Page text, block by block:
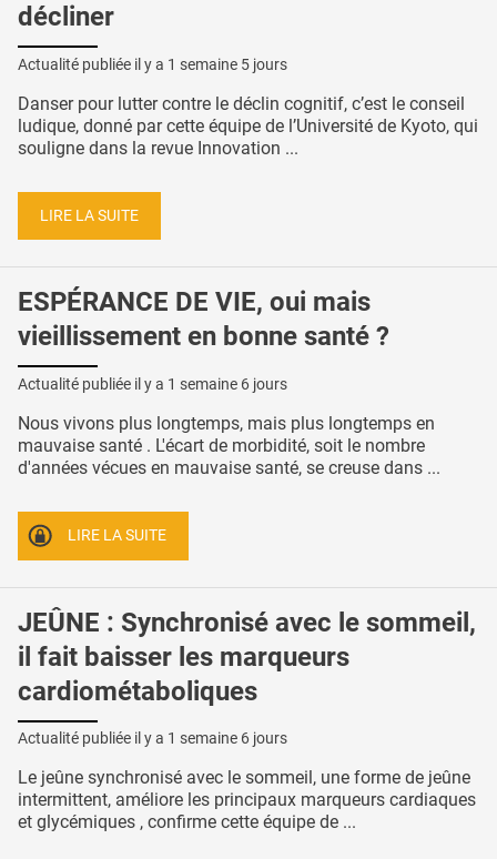
décliner
Actualité publiée il y a 1 semaine 5 jours
Danser pour lutter contre le déclin cognitif, c’est le conseil
ludique, donné par cette équipe de l’Université de Kyoto, qui
souligne dans la revue Innovation ...
LIRE LA SUITE
ESPÉRANCE DE VIE, oui mais
vieillissement en bonne santé ?
Actualité publiée il y a 1 semaine 6 jours
Nous vivons plus longtemps, mais plus longtemps en
mauvaise santé . L'écart de morbidité, soit le nombre
d'années vécues en mauvaise santé, se creuse dans ...
LIRE LA SUITE
JEÛNE : Synchronisé avec le sommeil,
il fait baisser les marqueurs
cardiométaboliques
Actualité publiée il y a 1 semaine 6 jours
Le jeûne synchronisé avec le sommeil, une forme de jeûne
intermittent, améliore les principaux marqueurs cardiaques
et glycémiques , confirme cette équipe de ...